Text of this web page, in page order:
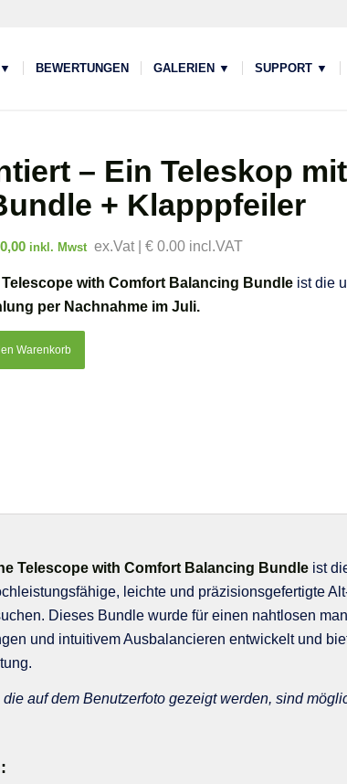
BEWERTUNGEN GALERIEN ▼ SUPPORT ▼
– Ein Teleskop
+ Klapppfeiler
inkl. Mwst ex.Vat | € 0.00 incl.VAT
Telescope with Comfort Balancing Bundleist die
per Nachnahme im Juli.
Warenkorb
Telescope with Comfort Balancing Bundleist
leichte und präzisionsgefertigte
Dieses Bundle wurde für einen nahtlosen
und intuitivem Ausbalancieren entwickelt und
auf dem Benutzerfoto gezeigt werden, sind